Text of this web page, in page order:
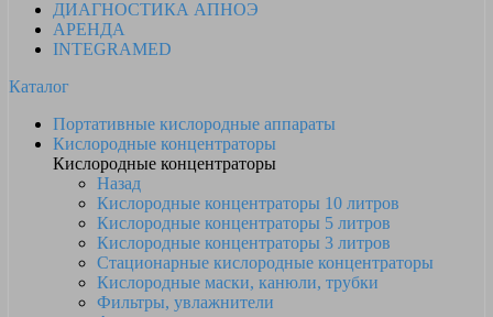
ДИАГНОСТИКА АПНОЭ
АРЕНДА
INTEGRAMED
Каталог
Портативные кислородные аппараты
Кислородные концентраторы
Кислородные концентраторы
Назад
Кислородные концентраторы 10 литров
Кислородные концентраторы 5 литров
Кислородные концентраторы 3 литров
Стационарные кислородные концентраторы
Кислородные маски, канюли, трубки
Фильтры, увлажнители